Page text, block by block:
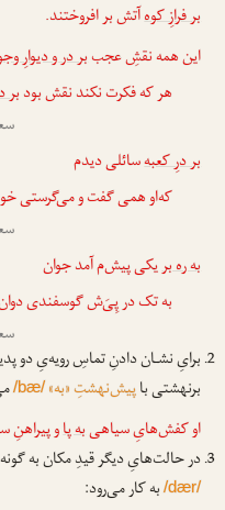
بر فرازِ کوهآتش بر افروختند.
این همه نقشِ عجببر در و دیوارِ
هر که فکرت نکند نقش بودبر
بر درِ کعبهسائلی دیدم
که‌او همی گفت و می‌گرستی
به ره بریکی پیش‌م آمد جوان
به تک در پِیَ‌ش گوسفندی
برایِ نشـان دادنِ تماسِ رویه‌یِ دو
برنهشتی باپیش‌نهشتِ «به»/bæ/
او کفش‌هایِ سیاهیبه پاو پیراهنِ
در حالت‌هایِ دیگر قیدِ مکان به
/dær/به کار می‌رود: